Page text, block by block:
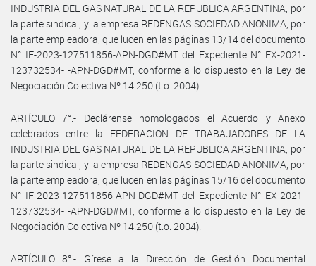
INDUSTRIA DEL GAS NATURAL DE LA REPUBLICA ARGENTINA, por
la parte sindical, y la empresa REDENGAS SOCIEDAD ANONIMA, por
la parte empleadora, que lucen en las páginas 13/14 del documento
N° IF-2023-127511856-APN-DGD#MT del Expediente N° EX-2021-
123732534- -APN-DGD#MT, conforme a lo dispuesto en la Ley de
Negociación Colectiva Nº 14.250 (t.o. 2004).
ARTÍCULO 7°.- Declárense homologados el Acuerdo y Anexo
celebrados entre la FEDERACION DE TRABAJADORES DE LA
INDUSTRIA DEL GAS NATURAL DE LA REPUBLICA ARGENTINA, por
la parte sindical, y la empresa REDENGAS SOCIEDAD ANONIMA, por
la parte empleadora, que lucen en las páginas 15/16 del documento
N° IF-2023-127511856-APN-DGD#MT del Expediente N° EX-2021-
123732534- -APN-DGD#MT, conforme a lo dispuesto en la Ley de
Negociación Colectiva Nº 14.250 (t.o. 2004).
ARTÍCULO 8°.- Gírese a la Dirección de Gestión Documental